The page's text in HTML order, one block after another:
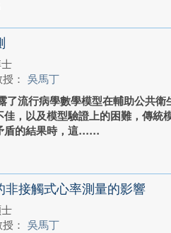
： 吳馬丁
了流行病學數學模型在輔助公共
，以及模型驗證上的困難，傳統
盾的結果時，這...
接觸式心率測量的影響
： 吳馬丁